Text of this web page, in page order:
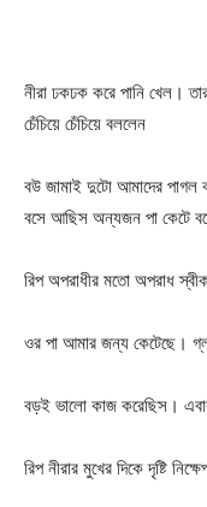
নীরা ঢকঢক করে পানি খেল।
চেঁচিয়ে চেঁচিয়ে বললেন
বউ জামাই দুটো আমাদের পাগল
বসে আছিস অন্যজন পা কেটে
রিপ অপরাধীর মতো অপরাধ
ওর পা আমার জন্য কেটেছে।
বড়ই ভালো কাজ করেছিস।
রিপ নীরার মুখের দিকে দৃষ্টি